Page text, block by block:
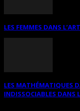
LES FEMMES DANS
LES MATHÉMATIQUES
INDISSOCIABLES DANS